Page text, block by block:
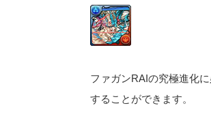
ファガンRAIの究極進化に
することができます。